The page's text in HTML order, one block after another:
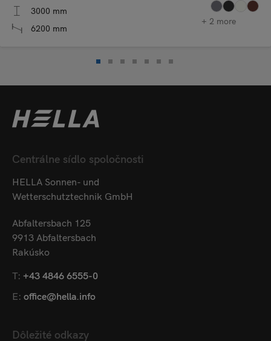
3000 mm
6200 mm
+ 2 more
Centrálne sídlo spoločnosti
HELLA Sonnen- und
Wetterschutztechnik GmbH
Abfaltersbach 125
9913 Abfaltersbach
Rakúsko
T: +43 4846 6555-0
E: office@hella.info
Dôležité odkazy